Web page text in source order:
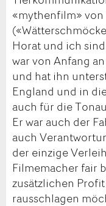
«mythenfilm»
Horat und ich
war von Anfang
und hat ihn
England und in
auch für die
Er war auch der
auch
der einzige
Filmemacher fair
zusätzlichen
rausschlagen